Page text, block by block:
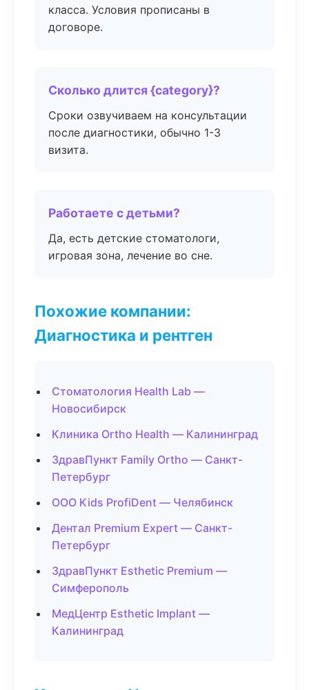
класса. Условия прописаны в
договоре.
Сколько длится {category}?
Сроки озвучиваем на консультации
после диагностики, обычно 1-3
визита.
Работаете с детьми?
Да, есть детские стоматологи,
игровая зона, лечение во сне.
Похожие компании:
Диагностика и рентген
Стоматология Health Lab —
Новосибирск
Клиника Ortho Health — Калининград
ЗдравПункт Family Ortho — Санкт-
Петербург
ООО Kids ProfiDent — Челябинск
Дентал Premium Expert — Санкт-
Петербург
ЗдравПункт Esthetic Premium —
Симферополь
МедЦентр Esthetic Implant —
Калининград